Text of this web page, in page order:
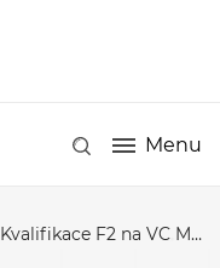
Menu
Kvalifikace F2 na VC Monaka: Dunne nejrychlejší, Staněk v 7. řadě